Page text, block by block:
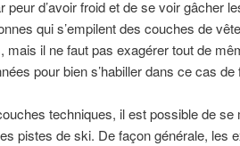
d’avoir froid et de se voir gâcher
qui s’empilent des couches de
mais il ne faut pas exagérer tout de
pour bien s’habiller dans ce cas de
techniques, il est possible de se
pistes de ski. De façon générale, les